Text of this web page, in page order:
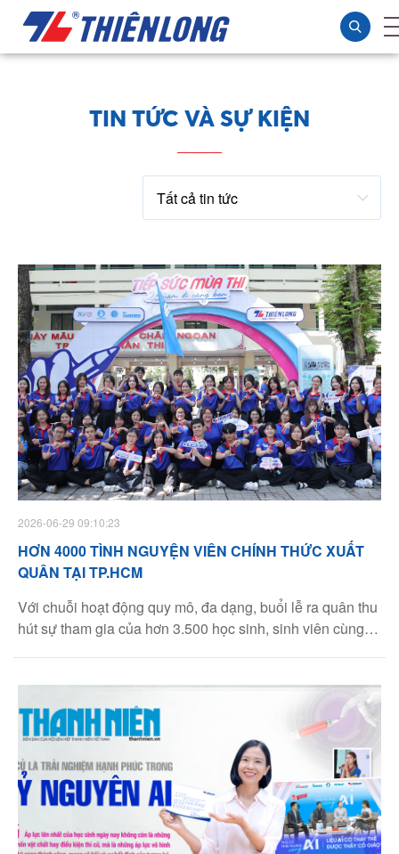
TIN TỨC VÀ SỰ KIỆN
2026-06-29 09:10:23
HƠN 4000 TÌNH NGUYỆN VIÊN CHÍNH THỨC XUẤT
QUÂN TẠI TP.HCM
Với chuỗi hoạt động quy mô, đa dạng, buổi lễ ra quân thu
hút sự tham gia của hơn 3.500 học sinh, sinh viên cùng
sẵn sàng tiếp sức cho các sĩ tử trước kỳ thi quan trọng.